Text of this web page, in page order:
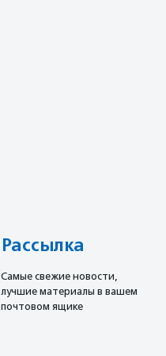
Рассылка
Cамые свежие новости,
лучшие материалы в вашем
почтовом ящике